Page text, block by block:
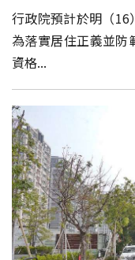
行政院預計於明（16
為落實居住正義並防
資格...